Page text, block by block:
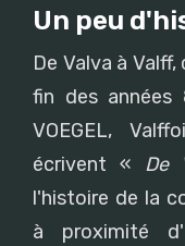
Un peu
De Valva à
fin des années
VOEGEL,
écrivent « De
l'histoire de la
à proximité